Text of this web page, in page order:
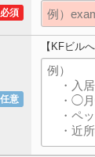
必須
任意
【KFビル